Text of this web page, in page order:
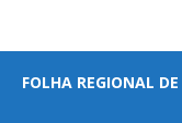
FOLHA REGIONAL